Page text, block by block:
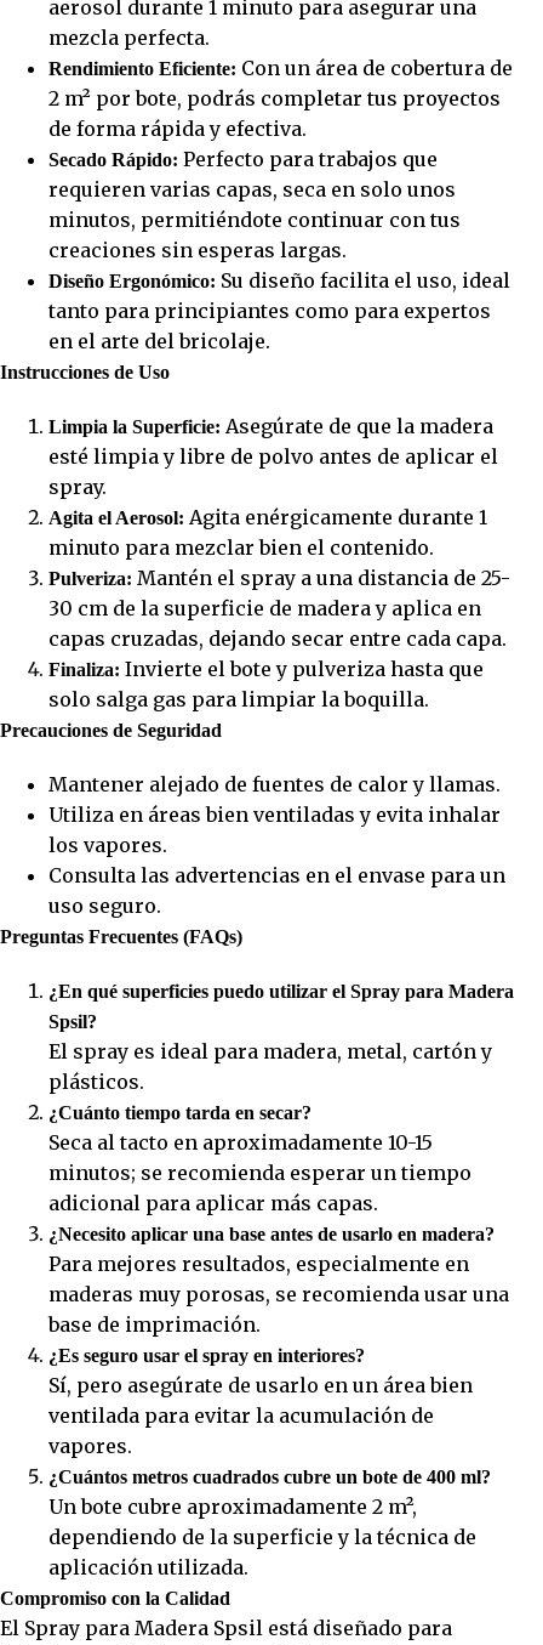
aerosol durante 1 minuto para asegurar una
mezcla perfecta.
Rendimiento Eficiente: Con un área de cobertura de
2 m² por bote, podrás completar tus proyectos
de forma rápida y efectiva.
Secado Rápido: Perfecto para trabajos que
requieren varias capas, seca en solo unos
minutos, permitiéndote continuar con tus
creaciones sin esperas largas.
Diseño Ergonómico: Su diseño facilita el uso, ideal
tanto para principiantes como para expertos
en el arte del bricolaje.
Instrucciones de Uso
Limpia la Superficie: Asegúrate de que la madera
esté limpia y libre de polvo antes de aplicar el
spray.
Agita el Aerosol: Agita enérgicamente durante 1
minuto para mezclar bien el contenido.
Pulveriza: Mantén el spray a una distancia de 25-
30 cm de la superficie de madera y aplica en
capas cruzadas, dejando secar entre cada capa.
Finaliza: Invierte el bote y pulveriza hasta que
solo salga gas para limpiar la boquilla.
Precauciones de Seguridad
Mantener alejado de fuentes de calor y llamas.
Utiliza en áreas bien ventiladas y evita inhalar
los vapores.
Consulta las advertencias en el envase para un
uso seguro.
Preguntas Frecuentes (FAQs)
¿En qué superficies puedo utilizar el Spray para Madera
Spsil?
El spray es ideal para madera, metal, cartón y
plásticos.
¿Cuánto tiempo tarda en secar?
Seca al tacto en aproximadamente 10-15
minutos; se recomienda esperar un tiempo
adicional para aplicar más capas.
¿Necesito aplicar una base antes de usarlo en madera?
Para mejores resultados, especialmente en
maderas muy porosas, se recomienda usar una
base de imprimación.
¿Es seguro usar el spray en interiores?
Sí, pero asegúrate de usarlo en un área bien
ventilada para evitar la acumulación de
vapores.
¿Cuántos metros cuadrados cubre un bote de 400 ml?
Un bote cubre aproximadamente 2 m²,
dependiendo de la superficie y la técnica de
aplicación utilizada.
Compromiso con la Calidad
El Spray para Madera Spsil está diseñado para